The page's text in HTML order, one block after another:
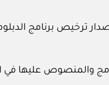
ترخيص برنامج الدبلوم
عليها في المادة (٦) من